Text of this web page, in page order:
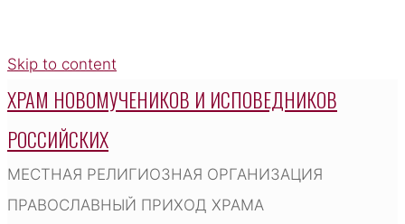
Skip to content
ХРАМ НОВОМУЧЕНИКОВ И ИСПОВЕДНИКОВ
РОССИЙСКИХ
МЕСТНАЯ РЕЛИГИОЗНАЯ ОРГАНИЗАЦИЯ
ПРАВОСЛАВНЫЙ ПРИХОД ХРАМА